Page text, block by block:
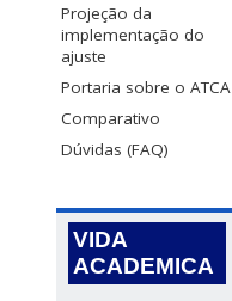
Projeção da
implementação do
ajuste
Portaria sobre o ATCA
Comparativo
Dúvidas (FAQ)
VIDA
ACADEMICA